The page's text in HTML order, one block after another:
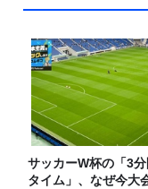
サッカーW杯の「3
タイム」、なぜ今大